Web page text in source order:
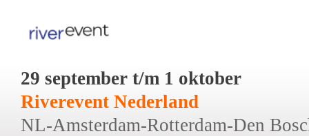
29 september t/m 1 oktober
Riverevent Nederland
NL-Amsterdam-Rotterdam-Den